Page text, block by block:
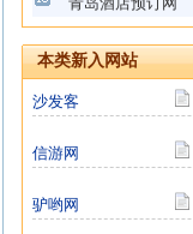
本类新入网站
沙发客
信游网
驴哟网